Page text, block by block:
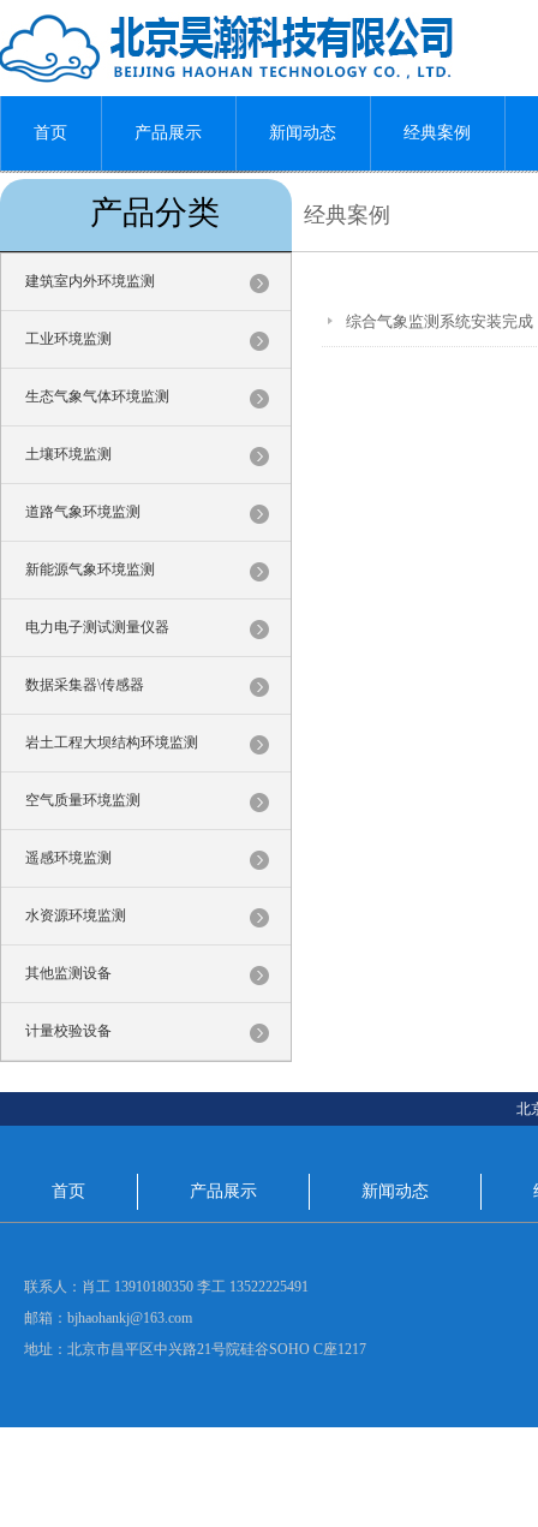
首页 产品展示 新闻动态 经典案例
产品分类
建筑室内外环境监测
工业环境监测
生态气象气体环境监测
土壤环境监测
道路气象环境监测
新能源气象环境监测
电力电子测试测量仪器
数据采集器\传感器
岩土工程大坝结构环境监测
空气质量环境监测
遥感环境监测
水资源环境监测
其他监测设备
计量校验设备
经典案例
综合气象监测系统安装完成
北
首页 产品展示 新闻动态
联系人：肖工 13910180350 李工 13522225491
邮箱：bjhaohankj@163.com
地址：北京市昌平区中兴路21号院硅谷SOHO C座1217